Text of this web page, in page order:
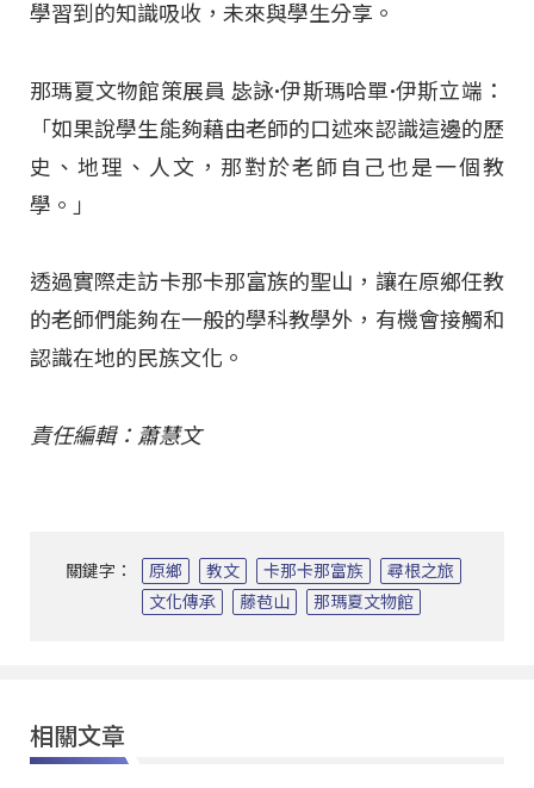
學習到的知識吸收，未來與學生分享。
那瑪夏文物館策展員 毖詠·伊斯瑪哈單·伊斯立端：
「如果說學生能夠藉由老師的口述來認識這邊的歷
史、地理、人文，那對於老師自己也是一個教
學。」
透過實際走訪卡那卡那富族的聖山，讓在原鄉任教
的老師們能夠在一般的學科教學外，有機會接觸和
認識在地的民族文化。
責任編輯：蕭慧文
關鍵字： 原鄉 教文 卡那卡那富族
尋根之旅
文化傳承
藤苞山 那瑪夏文物館
相關文章